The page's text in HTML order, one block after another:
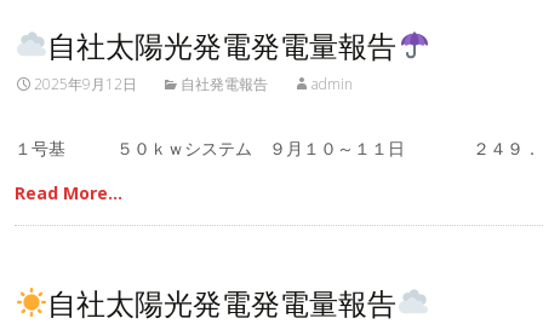
自社太陽光発電発電量報告
2025年9月12日 自社発電報告 admin
１号基 ５０ｋｗシステム ９月１０～１１日 ２４９．
Read More…
自社太陽光発電発電量報告